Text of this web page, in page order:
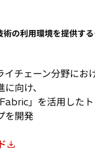
術の利用環境を提供す
イチェーン分野にお
向け、
」を活用した
を開発